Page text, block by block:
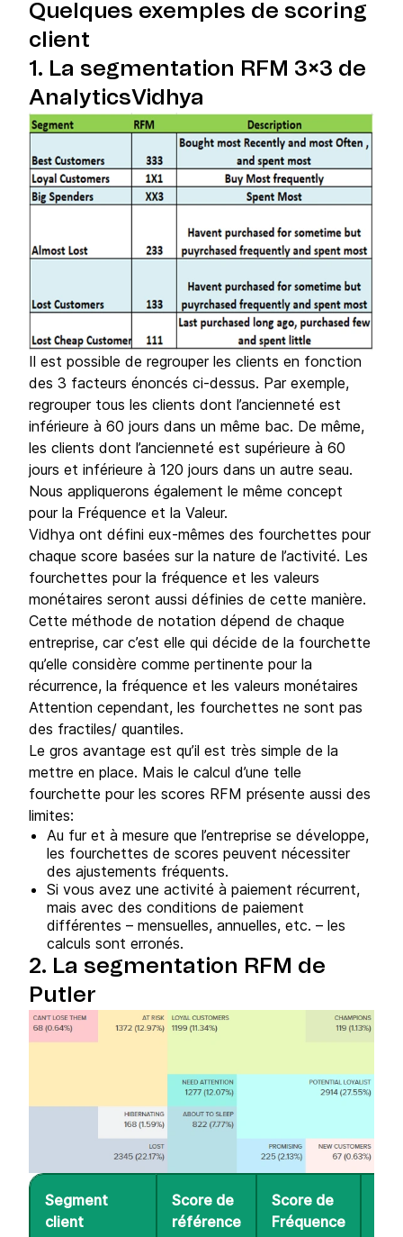
Quelques exemples de scoring
client
1. La segmentation RFM 3×3 de
AnalyticsVidhya
Il est possible de regrouper les clients en fonction
des 3 facteurs énoncés ci-dessus. Par exemple,
regrouper tous les clients dont l’ancienneté est
inférieure à 60 jours dans un même bac. De même,
les clients dont l’ancienneté est supérieure à 60
jours et inférieure à 120 jours dans un autre seau.
Nous appliquerons également le même concept
pour la Fréquence et la Valeur.
Vidhya ont défini eux-mêmes des fourchettes pour
chaque score basées sur la nature de l’activité. Les
fourchettes pour la fréquence et les valeurs
monétaires seront aussi définies de cette manière.
Cette méthode de notation dépend de chaque
entreprise, car c’est elle qui décide de la fourchette
qu’elle considère comme pertinente pour la
récurrence, la fréquence et les valeurs monétaires
Attention cependant, les fourchettes ne sont pas
des fractiles/ quantiles.
Le gros avantage est qu’il est très simple de la
mettre en place. Mais le calcul d’une telle
fourchette pour les scores RFM présente aussi des
limites:
Au fur et à mesure que l’entreprise se développe,
les fourchettes de scores peuvent nécessiter
des ajustements fréquents.
Si vous avez une activité à paiement récurrent,
mais avec des conditions de paiement
différentes – mensuelles, annuelles, etc. – les
calculs sont erronés.
2. La segmentation RFM de
Putler
Segment
client
Score de
référence
Score de
Fréquence